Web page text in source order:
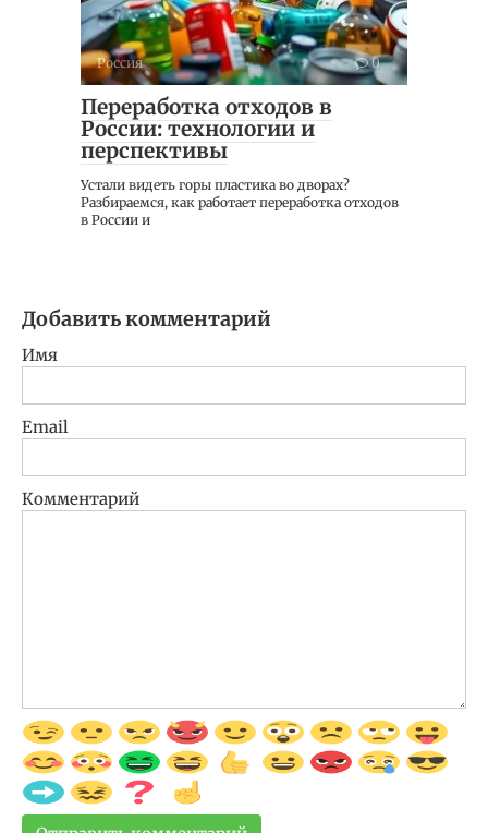
Россия 0
Переработка отходов в
России: технологии и
перспективы
Устали видеть горы пластика во дворах?
Разбираемся, как работает переработка отходов
в России и
Добавить комментарий
Имя
Email
Комментарий